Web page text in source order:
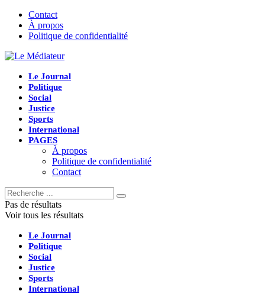
Contact
À propos
Politique de confidentialité
Le Journal
Politique
Social
Justice
Sports
International
PAGES
À propos
Politique de confidentialité
Contact
Pas de résultats
Voir tous les résultats
Le Journal
Politique
Social
Justice
Sports
International